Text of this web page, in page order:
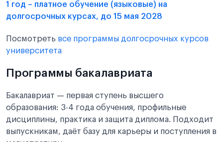
1 год – платное обучение (языковые) на
долгосрочных курсах, до 15 мая 2028
Посмотреть все программы долгосрочных курсов
университета
Программы бакалавриата
Бакалавриат — первая ступень высшего
образования: 3-4 года обучения, профильные
дисциплины, практика и защита диплома. Подходит
выпускникам, даёт базу для карьеры и поступления в